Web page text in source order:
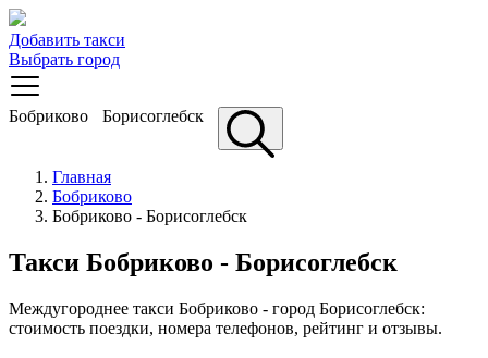
Добавить такси
Выбрать город
Бобриково Борисоглебск
Главная
Бобриково
Бобриково - Борисоглебск
Такси Бобриково - Борисоглебск
Междугороднее такси Бобриково - город Борисоглебск:
стоимость поездки, номера телефонов, рейтинг и отзывы.